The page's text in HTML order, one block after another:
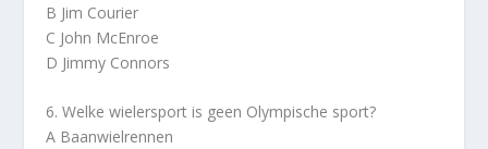
B Jim Courier
C John McEnroe
D Jimmy Connors
6. Welke wielersport is geen Olympische sport?
A Baanwielrennen